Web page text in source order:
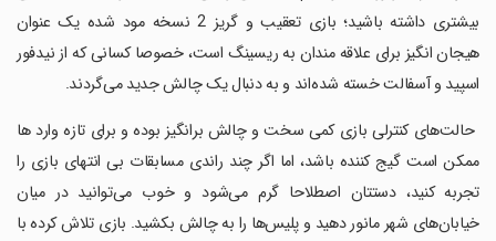
بیشتری داشته باشید؛ بازی تعقیب و گریز 2 نسخه مود شده یک عنوان
هیجان انگیز برای علاقه مندان به ریسینگ است، خصوصا کسانی که از نیدفور
اسپید و آسفالت خسته شده‌اند و به دنبال یک چالش جدید می‌گردند.
‏ حالت‌های کنترلی بازی کمی سخت و چالش برانگیز بوده و برای تازه وارد ها
ممکن است گیج کننده باشد، اما اگر چند راندی مسابقات بی انتهای بازی را
تجربه کنید، دستتان اصطلاحا گرم می‌شود و خوب می‌توانید در میان
خیابان‌های شهر مانور دهید و پلیس‌ها را به چالش بکشید. بازی تلاش کرده با